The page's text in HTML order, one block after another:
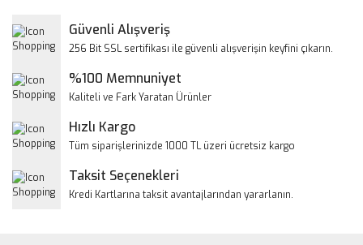
Yorum Yaz
Ürün resmi kalitesiz, bozuk veya görüntülenemiyor.
Ürün bilgilerinde hatalar bulunuyor.
Bu ürüne benzer farklı alternatifler olmalı.
Güvenli Alışveriş
256 Bit SSL sertifikası ile güvenli alışverişin keyfini çıkarın.
%100 Memnuniyet
Kaliteli ve Fark Yaratan Ürünler
Hızlı Kargo
Tüm siparişlerinizde 1000 TL üzeri ücretsiz kargo
Taksit Seçenekleri
Kredi Kartlarına taksit avantajlarından yararlanın.